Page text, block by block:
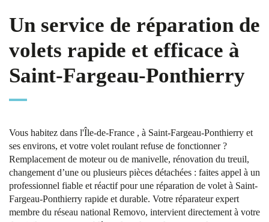
Un service de réparation de
volets rapide et efficace à
Saint-Fargeau-Ponthierry
Vous habitez dans l'Île-de-France , à Saint-Fargeau-Ponthierry et
ses environs, et votre volet roulant refuse de fonctionner ?
Remplacement de moteur ou de manivelle, rénovation du treuil,
changement d’une ou plusieurs pièces détachées : faites appel à un
professionnel fiable et réactif pour une réparation de volet à Saint-
Fargeau-Ponthierry rapide et durable. Votre réparateur expert
membre du réseau national Removo, intervient directement à votre